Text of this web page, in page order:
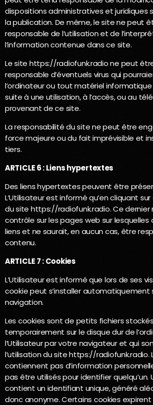
dispositions administratives et juridiques
la publication. De même, le site ne peut
responsable de l’utilisation et de
l’information contenue dans ce site.
Le site https://radiofunk.radio ne peut
responsable d’éventuels virus qui
l’ordinateur ou tout matériel informatique
suite à une utilisation, à l’accès, ou au
provenant de ce site.
La responsabilité du site ne peut être
force majeure ou du fait imprévisible et
tiers.
ARTICLE 6 : Liens hypertextes
Des liens hypertextes peuvent être
L’Utilisateur est informé qu’en cliquant
du site https://radiofunk.radio. Ce dernier
contrôle sur les pages web sur
liens et ne saurait, en aucun cas, être
contenu.
ARTICLE 7 : Cookies
L’Utilisateur est informé que lors de ses
cookie peut s’installer automatiquement
navigation.
Les cookies sont de petits fichiers stockés
temporairement sur le disque dur de
l’Utilisateur par votre navigateur et qui
l’utilisation du site https://radiofunk.radio.
contiennent pas d’information
pas être utilisés pour identifier quelqu’un.
contient un identifiant unique, généré
donc anonyme. Certains cookies expirent